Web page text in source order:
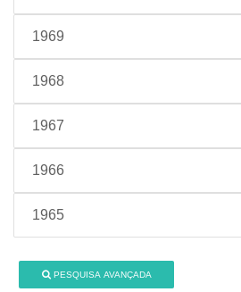
1969
1968
1967
1966
1965
PESQUISA AVANÇADA